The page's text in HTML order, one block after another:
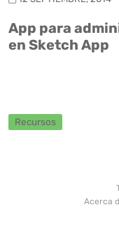
App para
en Sketch App
Recursos
Acerca